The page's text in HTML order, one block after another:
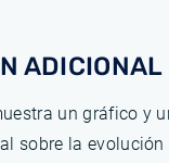
ADICIONAL
un gráfico y
sobre la